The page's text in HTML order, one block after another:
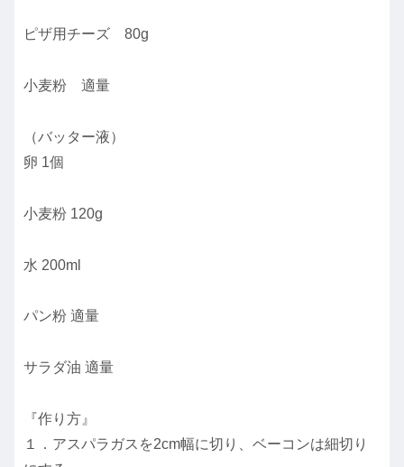
ピザ用チーズ 80g
小麦粉 適量
（バッター液）
卵 1個
小麦粉 120g
水 200ml
パン粉 適量
サラダ油 適量
『作り方』
１．アスパラガスを2cm幅に切り、ベーコンは細切り